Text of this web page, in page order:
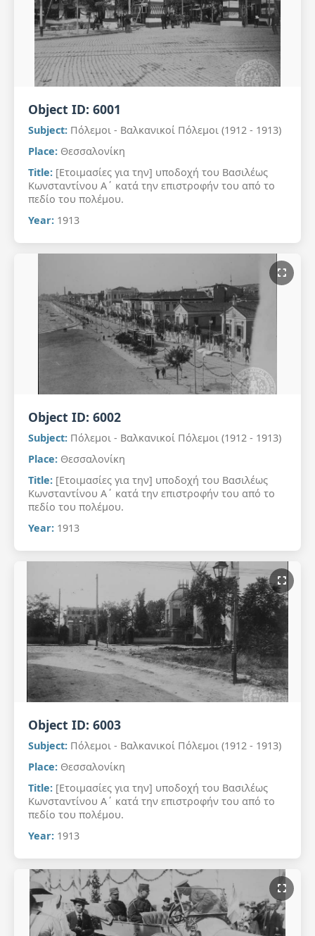
Object ID: 6001
Subject: Πόλεμοι - Βαλκανικοί Πόλεμοι (1912 - 1913)
Place: Θεσσαλονίκη
Title: [Ετοιμασίες για την] υποδοχή του Βασιλέως
Κωνσταντίνου Α΄ κατά την επιστροφήν του από το
πεδίο του πολέμου.
Year: 1913
Object ID: 6002
Subject: Πόλεμοι - Βαλκανικοί Πόλεμοι (1912 - 1913)
Place: Θεσσαλονίκη
Title: [Ετοιμασίες για την] υποδοχή του Βασιλέως
Κωνσταντίνου Α΄ κατά την επιστροφήν του από το
πεδίο του πολέμου.
Year: 1913
Object ID: 6003
Subject: Πόλεμοι - Βαλκανικοί Πόλεμοι (1912 - 1913)
Place: Θεσσαλονίκη
Title: [Ετοιμασίες για την] υποδοχή του Βασιλέως
Κωνσταντίνου Α΄ κατά την επιστροφήν του από το
πεδίο του πολέμου.
Year: 1913